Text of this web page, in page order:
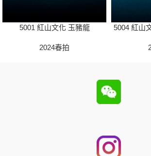
5001 紅山文化 玉豬龍
2024春拍
5004 紅山